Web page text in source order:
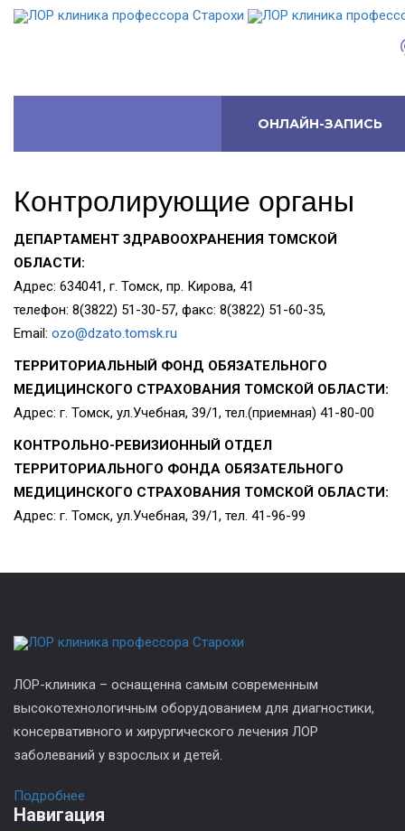
ОНЛАЙН-ЗАПИСЬ
Контролирующие органы
ДЕПАРТАМЕНТ ЗДРАВООХРАНЕНИЯ ТОМСКОЙ
ОБЛАСТИ:
Адрес: 634041, г. Томск, пр. Кирова, 41
телефон: 8(3822) 51-30-57, факс: 8(3822) 51-60-35,
Email: ozo@dzato.tomsk.ru
ТЕРРИТОРИАЛЬНЫЙ ФОНД ОБЯЗАТЕЛЬНОГО
МЕДИЦИНСКОГО СТРАХОВАНИЯ ТОМСКОЙ ОБЛАСТИ:
Адрес: г. Томск, ул.Учебная, 39/1, тел.(приемная) 41-80-00
КОНТРОЛЬНО-РЕВИЗИОННЫЙ ОТДЕЛ
ТЕРРИТОРИАЛЬНОГО ФОНДА ОБЯЗАТЕЛЬНОГО
МЕДИЦИНСКОГО СТРАХОВАНИЯ ТОМСКОЙ ОБЛАСТИ:
Адрес: г. Томск, ул.Учебная, 39/1, тел. 41-96-99
ЛОР-клиника – оснащенна самым современным
высокотехнологичным оборудованием для диагностики,
консервативного и хирургического лечения ЛОР
заболеваний у взрослых и детей.
Подробнее
Навигация